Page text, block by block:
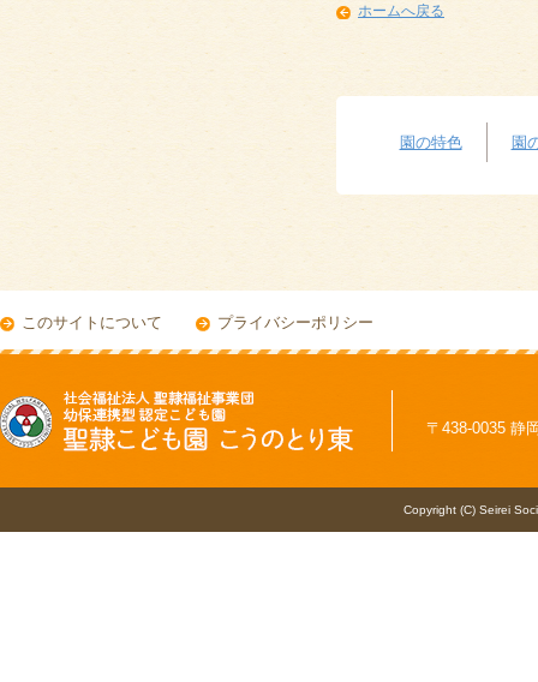
ホームへ戻る
園の特色 園
このサイトについて プライバシーポリシー
〒438-0035 静
Copyright (C) Seirei